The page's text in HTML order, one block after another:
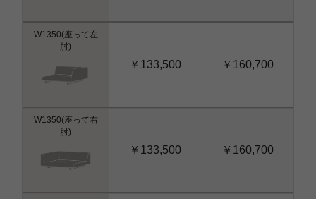
W1350(座って左
肘)
￥133,500 ￥160,700
W1350(座って右
肘)
￥133,500 ￥160,700